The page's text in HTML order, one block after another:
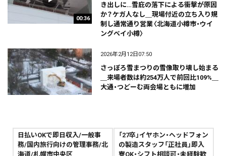
00:36
き出しに…雪庇の落下による衝撃が原因
か？ケガ人なし＿現場付近の立ち入り規
制し通常通り営業〈北海道小樽市・ウイ
ングベイ小樽〉
2026年2月12日07:50
さっぽろ雪まつりの雪像取り壊し始まる
＿来場者数は約254万人で前回比109%＿
大通・つどーむ両会場ともに増加
日払いOKで即日収入/一般事
務/国内旅行向けの管理事務/北
海道/札幌市中央区
「27卒」イヤホン・ヘッドフォン
の製造スタッフ「正社員」即入
寮OK・シフト相談可・未経験歓